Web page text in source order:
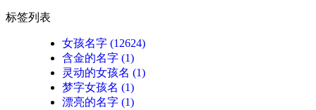
标签列表
女孩名字 (12624)
含金的名字 (1)
灵动的女孩名 (1)
梦字女孩名 (1)
漂亮的名字 (1)